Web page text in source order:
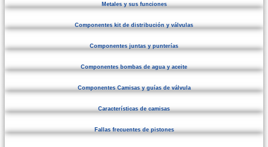
Metales y sus funciones
Componentes kit de distribución y válvulas
Componentes juntas y punterías
Componentes bombas de agua y aceite
Componentes Camisas y guías de válvula
Características de camisas
Fallas frecuentes de pistones